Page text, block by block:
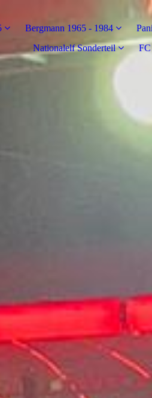
Bergmann 1965 - 1984
Nationalelf Sonderteil
FC